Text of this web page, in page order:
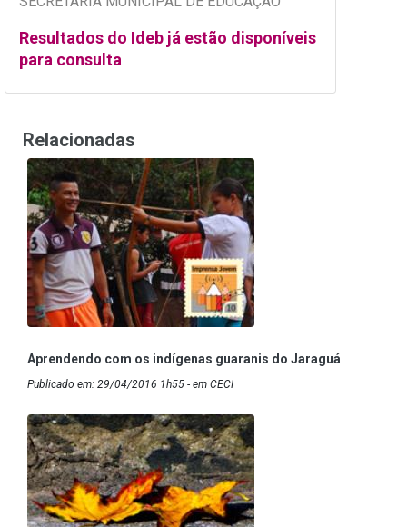
Resultados do Ideb já estão disponíveis
para consulta
Relacionadas
Aprendendo com os indígenas guaranis do Jaraguá
Publicado em: 29/04/2016 1h55 - em CECI